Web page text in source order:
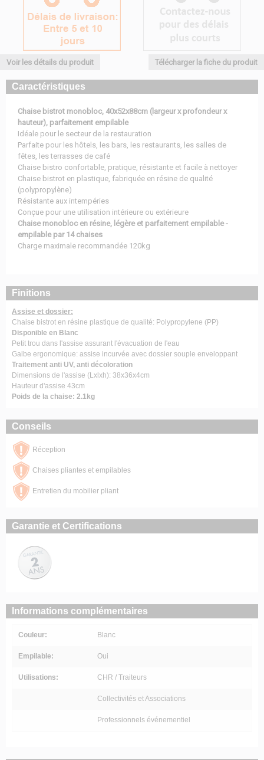
Voir les détails du produit Télécharger la fiche du produit
Caractéristiques
Chaise bistrot monobloc, 40x52x88cm (largeur x profondeur x
hauteur), parfaitement empilable
Idéale pour le secteur de la restauration
Parfaite pour les hôtels, les bars, les restaurants, les salles de
fêtes, les terrasses de café
Chaise bistro confortable, pratique, résistante et facile à nettoyer
Chaise bistrot en plastique, fabriquée en résine de qualité
(polypropylène)
Résistante aux intempéries
Conçue pour une utilisation intérieure ou extérieure
Chaise monobloc en résine, légère et parfaitement empilable -
empilable par 14 chaises
Charge maximale recommandée 120kg
Finitions
Assise et dossier:
Chaise bistrot en résine plastique de qualité: Polypropylene (PP)
Disponible en Blanc
Petit trou dans l'assise assurant l'évacuation de l'eau
Galbe ergonomique: assise incurvée avec dossier souple enveloppant
Traitement anti UV, anti décoloration
Dimensions de l'assise (Lxlxh): 38x36x4cm
Hauteur d'assise 43cm
Poids de la chaise: 2.1kg
Conseils
Réception
Chaises pliantes et empilables
Entretien du mobilier pliant
Garantie et Certifications
Informations complémentaires
Couleur: Blanc
Empilable: Oui
Utilisations: CHR / Traiteurs
Collectivités et Associations
Professionnels événementiel